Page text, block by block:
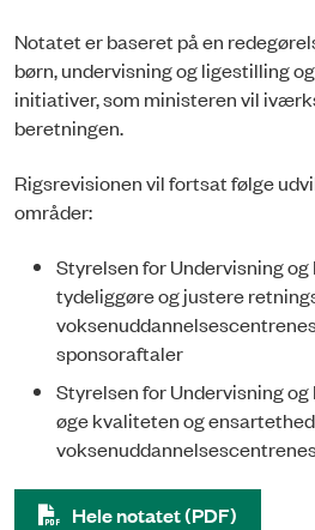
Notatet er baseret på en
børn, undervisning og ligestilling
initiativer, som ministeren vil
beretningen.
Rigsrevisionen vil fortsat følge
områder:
Styrelsen for Undervisning
tydeliggøre og justere
sponsoraftaler
Styrelsen for Undervisning
øge kvaliteten og
Hele notatet (PDF)